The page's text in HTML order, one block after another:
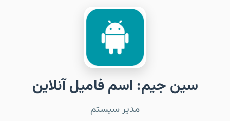
سین جیم: اسم فامیل آنلاین
مدیر سیستم